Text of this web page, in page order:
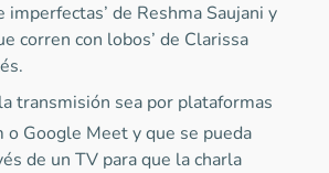
imperfectas’ de Reshma Saujani y
corren con lobos’ de Clarissa
transmisión sea por plataformas
o Google Meet y que se pueda
de un TV para que la charla